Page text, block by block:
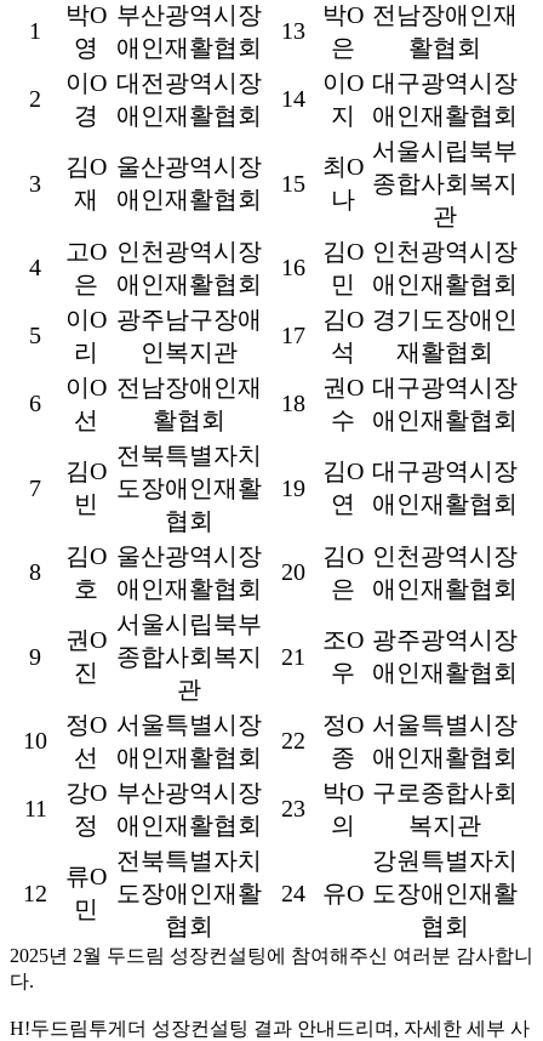
1
박O
영
부산광역시장
애인재활협회
13
박O
은
전남장애인재
활협회
2
이O
경
대전광역시장
애인재활협회
14
이O
지
대구광역시장
애인재활협회
3
김O
재
울산광역시장
애인재활협회
15
최O
나
서울시립북부
종합사회복지
관
4
고O
은
인천광역시장
애인재활협회
16
김O
민
인천광역시장
애인재활협회
5
이O
리
광주남구장애
인복지관
17
김O
석
경기도장애인
재활협회
6
이O
선
전남장애인재
활협회
18
권O
수
대구광역시장
애인재활협회
7
김O
빈
전북특별자치
도장애인재활
협회
19
김O
연
대구광역시장
애인재활협회
8
김O
호
울산광역시장
애인재활협회
20
김O
은
인천광역시장
애인재활협회
9
권O
진
서울시립북부
종합사회복지
관
21
조O
우
광주광역시장
애인재활협회
10
정O
선
서울특별시장
애인재활협회
22
정O
종
서울특별시장
애인재활협회
11
강O
정
부산광역시장
애인재활협회
23
박O
의
구로종합사회
복지관
12
류O
민
전북특별자치
도장애인재활
협회
24 유O
강원특별자치
도장애인재활
협회
2025년 2월 두드림 성장컨설팅에 참여해주신 여러분 감사합니
다.
H!두드림투게더 성장컨설팅 결과 안내드리며, 자세한 세부 사